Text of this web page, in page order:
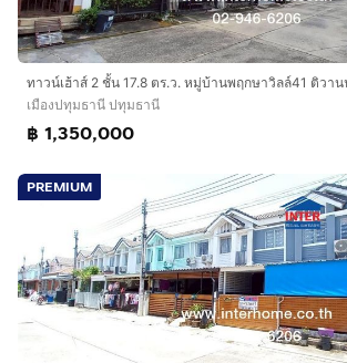
เมืองปทุมธานี ปทุมธานี
฿ 1,350,000
PREMIUM